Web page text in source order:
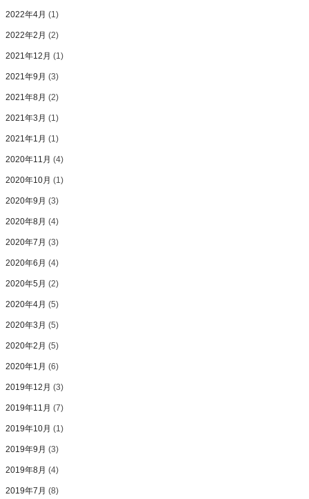
2022年4月 (1)
2022年2月 (2)
2021年12月 (1)
2021年9月 (3)
2021年8月 (2)
2021年3月 (1)
2021年1月 (1)
2020年11月 (4)
2020年10月 (1)
2020年9月 (3)
2020年8月 (4)
2020年7月 (3)
2020年6月 (4)
2020年5月 (2)
2020年4月 (5)
2020年3月 (5)
2020年2月 (5)
2020年1月 (6)
2019年12月 (3)
2019年11月 (7)
2019年10月 (1)
2019年9月 (3)
2019年8月 (4)
2019年7月 (8)